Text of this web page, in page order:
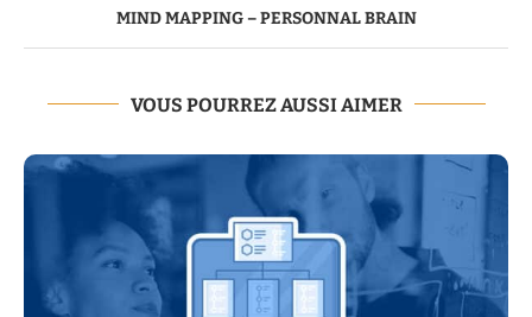
MIND MAPPING – PERSONNAL BRAIN
VOUS POURREZ AUSSI AIMER